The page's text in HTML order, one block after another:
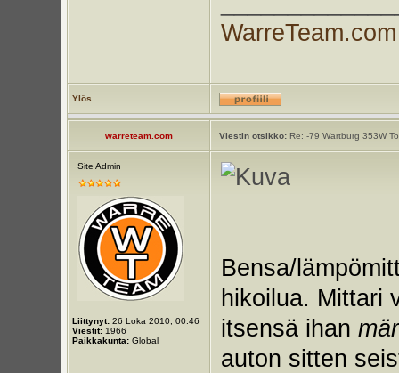
WarreTeam.com
Ylös
warreteam.com Viestin otsikko:Re: -79 Wartburg 353W
Site Admin
Liittynyt:26 Loka 2010, 00:46
Viestit:1966
Paikkakunta:Global
Bensa/
hikoilua. Mittari
itsensä ihan
auton sitten